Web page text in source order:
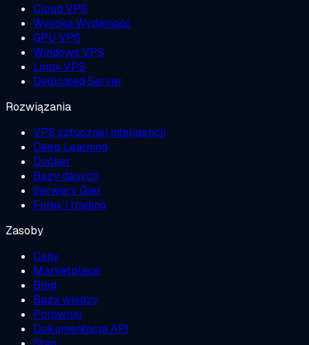
Cloud VPS
Wysoka Wydajność
GPU VPS
Windows VPS
Linux VPS
Dedicated Server
Rozwiązania
VPS sztucznej inteligencji
Deep Learning
Docker
Bazy danych
Serwery Gier
Forex i trading
Zasoby
Ceny
Marketplace
Blog
Baza wiedzy
Porównaj
Dokumentacja API